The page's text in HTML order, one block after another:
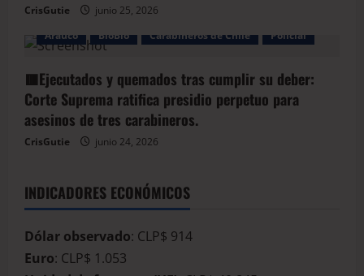
CrisGutie
junio 25, 2026
Arauco
BioBio Carabineros de Chile Policial
🟥Ejecutados y quemados tras cumplir su deber:
Corte Suprema ratifica presidio perpetuo para
asesinos de tres carabineros.
CrisGutie junio 24, 2026
INDICADORES ECONÓMICOS
Dólar observado: CLP$ 914
Euro: CLP$ 1.053